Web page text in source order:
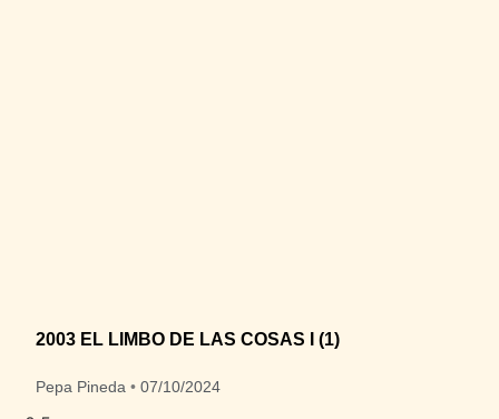
2003 EL LIMBO DE LAS COSAS I (1)
Pepa Pineda 07/10/2024